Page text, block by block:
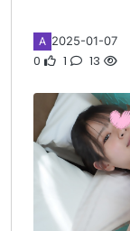
A 2025-01-07
0 1 13